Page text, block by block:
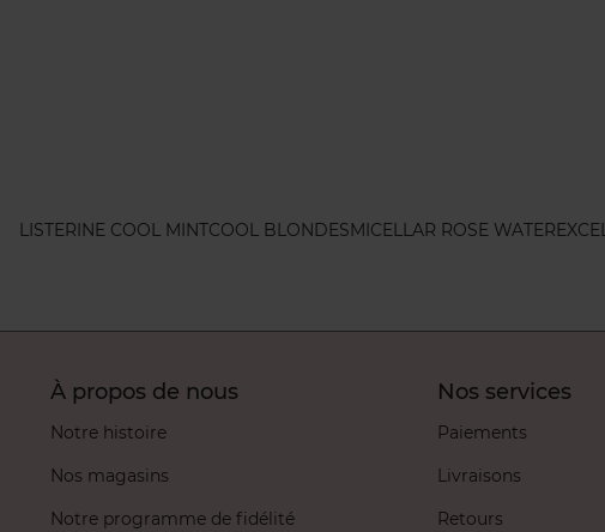
LISTERINE COOL MINTCOOL BLONDESMICELLAR ROSE WATER
À propos de nous
Notre histoire
Nos magasins
Notre programme de fidélité
Nos services
Paiements
Livraisons
Retours